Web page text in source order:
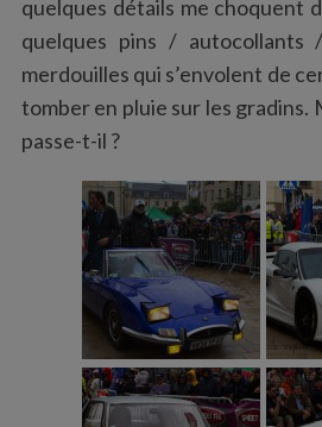
quelques détails me choquent
quelques pins /
merdouilles qui s’envolent de
tomber en pluie sur les gradins.
passe-t-il ?